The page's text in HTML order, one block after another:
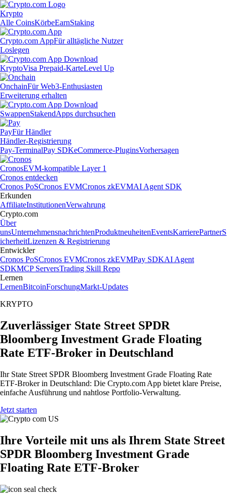
Krypto
Alle CoinsKörbeEarnStaking
Crypto.com AppFür alltägliche Nutzer
Loslegen
KryptoVisa Prepaid-KarteLevel Up
OnchainFür Web3-Enthusiasten
Erweiterung erhalten
SwappenStakendApps durchsuchen
PayFür Händler
Händler-Registrierung
Pay-TerminalPay SDKeCommerce-PluginsVorhersagen
CronosEVM-kompatible Layer 1
Cronos entdecken
Cronos PoSCronos EVMCronos zkEVMAI Agent SDK
Erkunden
AffiliateInstitutionenVerwahrung
Crypto.com
Über
unsUnternehmensnachrichtenProduktneuheitenEventsKarrierePartnerS
icherheitLizenzen & Registrierung
Entwickler
Cronos PoSCronos EVMCronos zkEVMPay SDKAI Agent
SDKMCP ServersTrading Skill Repo
Lernen
LernenBitcoinForschungMarkt-Updates
KRYPTO
Zuverlässiger State Street SPDR
Bloomberg Investment Grade Floating
Rate ETF-Broker in Deutschland
Ihr State Street SPDR Bloomberg Investment Grade Floating Rate
ETF-Broker in Deutschland: Die Crypto.com App bietet klare Preise,
einfache Ausführung und nahtlose Portfolio-Verwaltung.
Jetzt starten
Ihre Vorteile mit uns als Ihrem State Street
SPDR Bloomberg Investment Grade
Floating Rate ETF-Broker